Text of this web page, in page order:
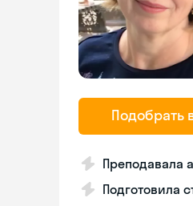
Подобрать
Преподавала
Подготовила